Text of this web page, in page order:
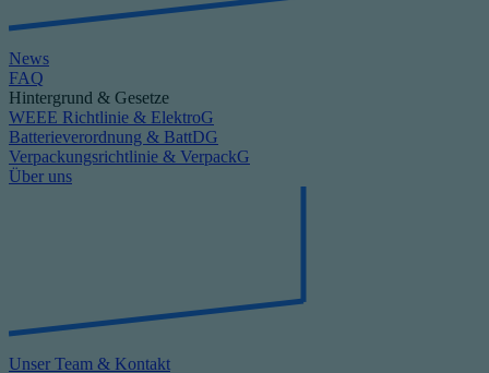
News
FAQ
Hintergrund & Gesetze
WEEE Richtlinie & ElektroG
Batterieverordnung & BattDG
Verpackungsrichtlinie & VerpackG
Über uns
Unser Team & Kontakt